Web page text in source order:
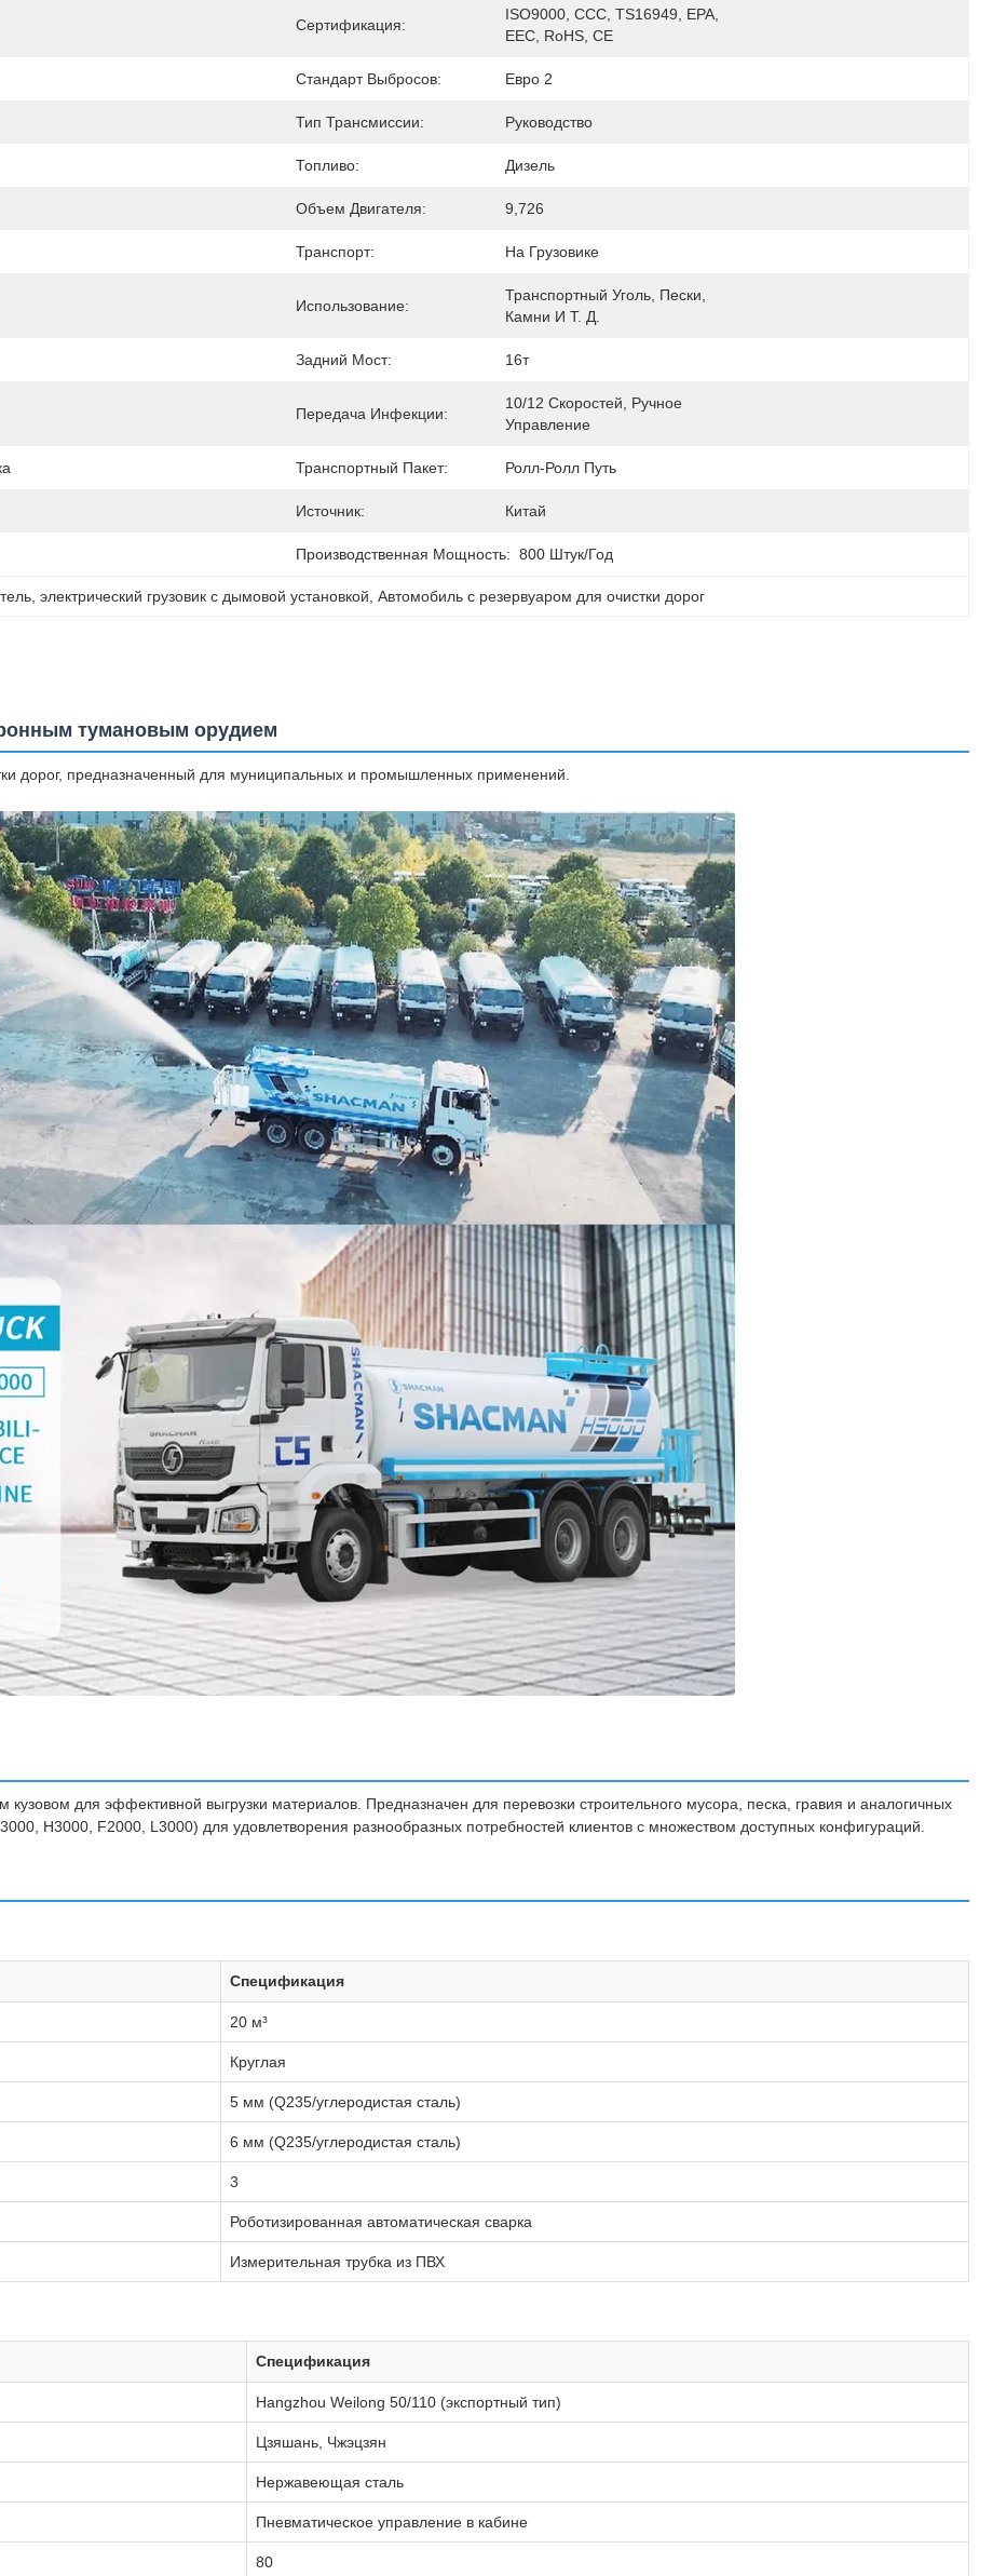
Сертификация:
ISO9000, CCC, TS16949, EPA,
EEC, RoHS, CE
Стандарт Выбросов: Евро 2
Тип Трансмиссии: Руководство
Топливо: Дизель
Объем Двигателя: 9,726
Транспорт: На Грузовике
Использование:
Транспортный Уголь, Пески,
Камни И Т. Д.
Задний Мост: 16т
Передача Инфекции:
10/12 Скоростей, Ручное
Управление
Транспортный Пакет: Ролл-Ролл Путь
Источник: Китай
Производственная Мощность: 800 Штук/год
электрический грузовик с дымовой установкой Автомобиль с резервуаром для очистки дорог
тумановым орудием
дорог, предназначенный для муниципальных и промышленных применений.
для эффективной выгрузки материалов. Предназначен для перевозки строительного мусора, песка, гравия и аналогичных
H3000, F2000, L3000) для удовлетворения разнообразных потребностей клиентов с множеством доступных конфигураций.
Спецификация
20 м³
Круглая
5 мм (Q235/углеродистая сталь)
6 мм (Q235/углеродистая сталь)
3
Роботизированная автоматическая сварка
Измерительная трубка из ПВХ
Спецификация
Hangzhou Weilong 50/110 (экспортный тип)
Цзяшань, Чжэцзян
Нержавеющая сталь
Пневматическое управление в кабине
80